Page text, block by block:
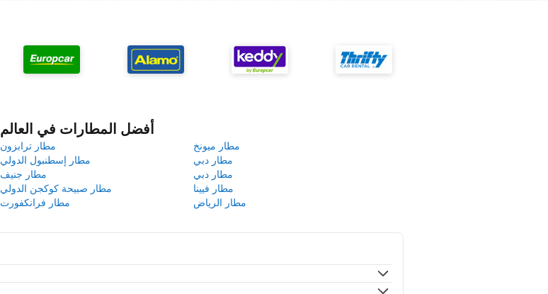
أفضل المطارات في العالم
مطار ترابزون
مطار ميونخ
مطار إسطنبول الدولي
مطار دبي
مطار جنيف
مطار دبي
مطار صبيحة كوكجن الدولي
مطار فيينا
مطار فرانكفورت
مطار الرياض